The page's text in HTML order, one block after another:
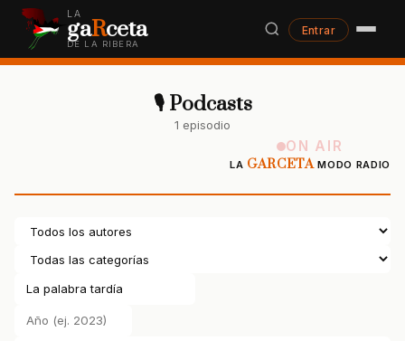
LA
gaRceta
DE LA RIBERA
Entrar
🎙 Podcasts
1 episodio
ON AIR
LA GARCETAMODO RADIO